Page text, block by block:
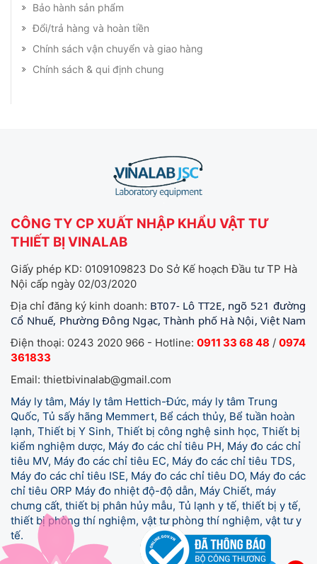
Bảo hành sản phẩm
Đổi/trả hàng và hoàn tiền
Chính sách vận chuyển và giao hàng
Chính sách & qui định chung
CÔNG TY CP XUẤT NHẬP KHẨU VẬT TƯ
THIẾT BỊ VINALAB
Giấy phép KD: 0109109823 Do Sở Kế hoạch Đầu tư TP Hà
Nội cấp ngày 02/03/2020
Địa chỉ đăng ký kinh doanh: BT07- Lô TT2E, ngõ 521 đường
Cổ Nhuế, Phường Đông Ngạc, Thành phố Hà Nội, Việt Nam
Điện thoại: 0243 2020 966 - Hotline: 0911 33 68 48 / 0974
361833
Email: thietbivinalab@gmail.com
Máy ly tâm, Máy ly tâm Hettich-Đức, máy ly tâm Trung
Quốc, Tủ sấy hãng Memmert, Bể cách thủy, Bể tuần hoàn
lạnh, Thiết bị Y Sinh, Thiết bị công nghệ sinh học, Thiết bị
kiểm nghiệm dược, Máy đo các chỉ tiêu PH, Máy đo các chỉ
tiêu MV, Máy đo các chỉ tiêu EC, Máy đo các chỉ tiêu TDS,
Máy đo các chỉ tiêu ISE, Máy đo các chỉ tiêu DO, Máy đo các
chỉ tiêu ORP Máy đo nhiệt độ-độ dẫn, Máy Chiết, máy
chưng cất, thiết bị phân hủy mẫu, Tủ lạnh y tế, thiết bị y tế,
thiết bị phòng thí nghiệm, vật tư phòng thí nghiệm, vật tư y
tế.